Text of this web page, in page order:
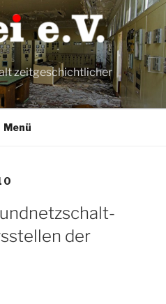
zeitgeschichtlicher
Menü
der